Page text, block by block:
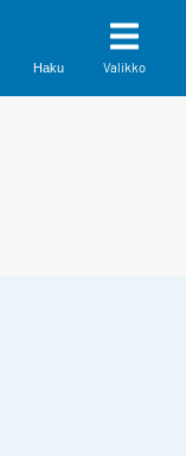
Haku Valikko